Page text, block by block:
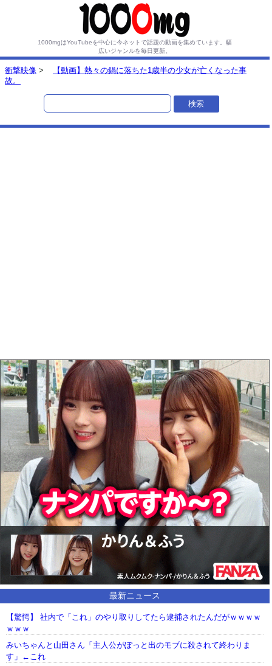
1000mgはYouTubeを中心に今ネットで話題の動画を集めています。 幅
広いジャンルを毎日更新。
衝撃映像 >
【動画】熱々の鍋に落ちた1歳半の少女が亡くなった事
故。
最新ニュース
【驚愕】 社内で「これ」のやり取りしてたら逮捕されたんだがｗｗｗｗ
ｗｗｗ
みいちゃんと山田さん「主人公がぽっと出のモブに殺されて終わりま
す」←これ